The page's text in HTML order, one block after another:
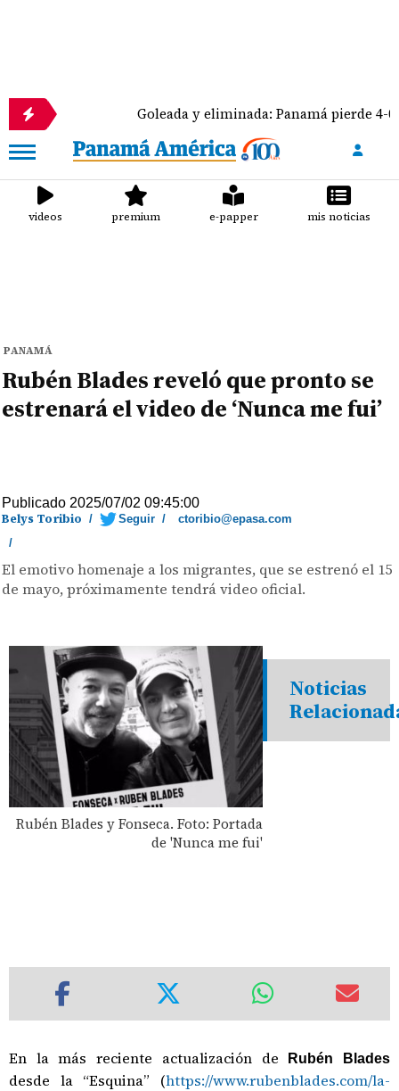
Goleada y eliminada: Panamá pierde 4-0 ante
videos premium e-papper mis noticias
PANAMÁ
Rubén Blades reveló que pronto se
estrenará el video de ‘Nunca me fui’
Publicado 2025/07/02 09:45:00
Belys Toribio / Seguir /
ctoribio@epasa.com
/
El emotivo homenaje a los migrantes, que se estrenó el 15
de mayo, próximamente tendrá video oficial.
Rubén Blades y Fonseca. Foto: Portada
de 'Nunca me fui'
Noticias
En la más reciente actualización de Rubén Blades
desde la “Esquina” (https://www.rubenblades.com/la-